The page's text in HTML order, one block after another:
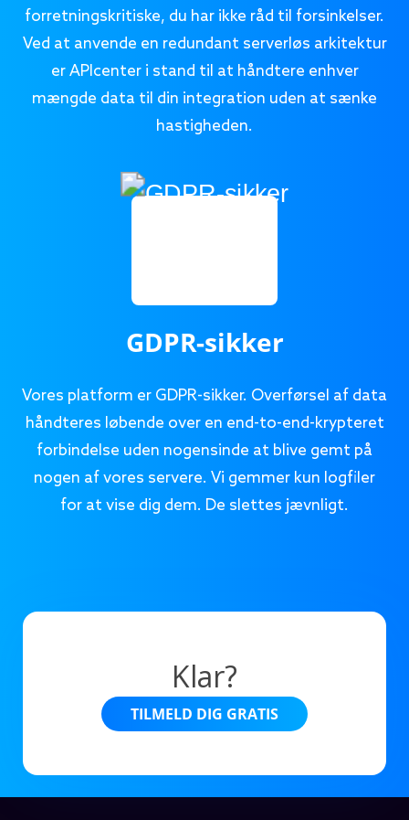
forretningskritiske, du har ikke råd til forsinkelser.
Ved at anvende en redundant serverløs arkitektur
er APIcenter i stand til at håndtere enhver
mængde data til din integration uden at sænke
hastigheden.
GDPR-sikker
Vores platform er GDPR-sikker. Overførsel af data
håndteres løbende over en end-to-end-krypteret
forbindelse uden nogensinde at blive gemt på
nogen af vores servere. Vi gemmer kun logfiler
for at vise dig dem. De slettes jævnligt.
Klar?
TILMELD DIG GRATIS